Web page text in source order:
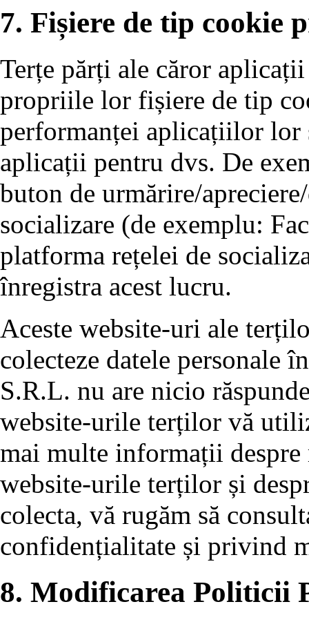
7. Fișiere de tip
Terțe părți ale căror
propriile lor fișiere de tip
performanței aplicațiilor lor
aplicații pentru dvs. De
buton de urmărire/
socializare (de exemplu:
platforma rețelei de
înregistra acest lucru.
Aceste website-uri ale
colecteze datele
S.R.L. nu are nicio
website-urile terților vă
mai multe informații despre
website-urile terților și
colecta, vă rugăm să
confidențialitate și privind
8. Modificarea Politicii